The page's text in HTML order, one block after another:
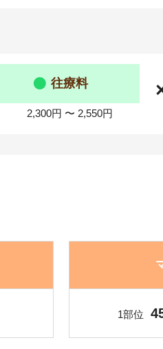
往療料
2,300円 〜 2,550円
1部位